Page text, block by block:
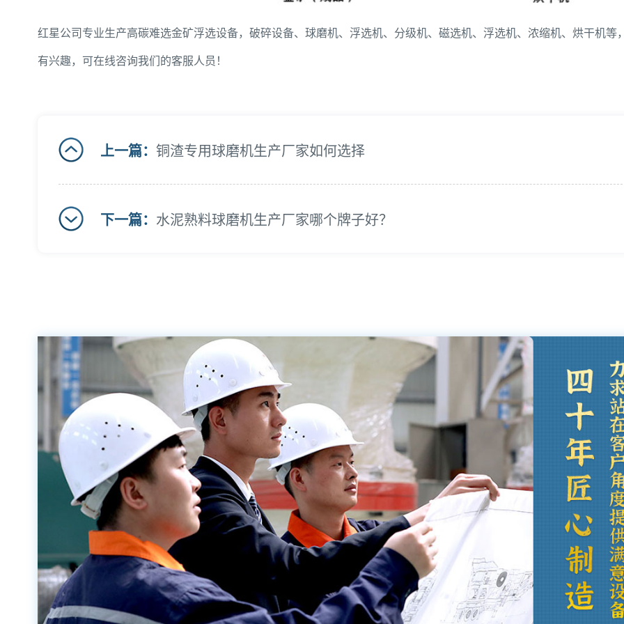
红星公司专业生产高碳难选金矿浮选设备，破碎设备、球磨机、浮选机、分级机、磁选机、浮选机、浓缩机、烘干机等
有兴趣，可在线咨询我们的客服人员！
上一篇： 铜渣专用球磨机生产厂家如何选择
下一篇： 水泥熟料球磨机生产厂家哪个牌子好？